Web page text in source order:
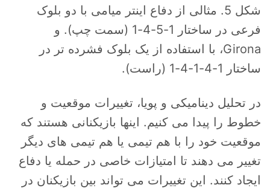
شکل 5. مثالی از دفاع اینتر میامی با دو بلوک
فرعی در ساختار 1-5-4-1 (سمت چپ). و
Girona، با استفاده از یک بلوک فشرده تر در
ساختار 1-4-1-4-1 (راست).
در تحلیل دینامیکی و پویا، تغییرات موقعیت و
خطوط را پیدا می کنیم. اینها بازیکنانی هستند که
موقعیت خود را با هم تیمی یا هم تیمی های دیگر
تغییر می دهند تا امتیازات خاصی در حمله یا دفاع
ایجاد کنند. این تغییرات می تواند بین بازیکنان در